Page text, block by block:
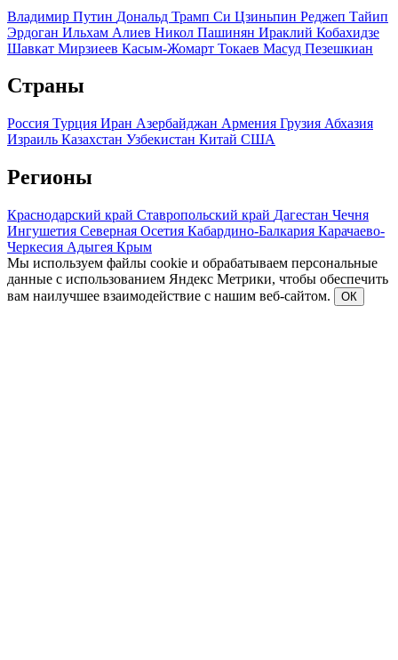
Владимир Путин Дональд Трамп Си Цзиньпин Реджеп Тайип
Эрдоган Ильхам Алиев Никол Пашинян Ираклий Кобахидзе
Шавкат Мирзиеев Касым-Жомарт Токаев Масуд Пезешкиан
Страны
Россия Турция Иран Азербайджан Армения Грузия Абхазия
Израиль Казахстан Узбекистан Китай США
Регионы
Краснодарский край Ставропольский край Дагестан Чечня
Ингушетия Северная Осетия Кабардино-Балкария Карачаево-
Черкесия Адыгея Крым
Мы используем файлы cookie и обрабатываем персональные
данные с использованием Яндекс Метрики, чтобы обеспечить
вам наилучшее взаимодействие с нашим веб-сайтом.
ОК